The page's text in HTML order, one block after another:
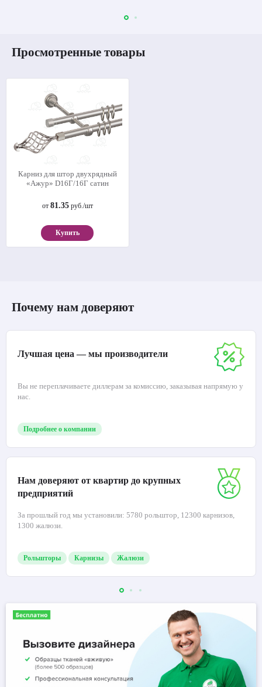
Просмотренные товары
Карниз для штор двухрядный
«Ажур» D16Г/16Г сатин
от 81.35руб./шт
Купить
Почему нам доверяют
Лучшая цена — мы производители
Вы не переплачиваете диллерам за комиссию, заказывая напрямую у
нас.
Подробнее о компании
Нам доверяют от квартир до крупных
предприятий
За прошлый год мы установили: 5780 рольштор, 12300 карнизов,
1300 жалюзи.
Рольшторы Карнизы Жалюзи